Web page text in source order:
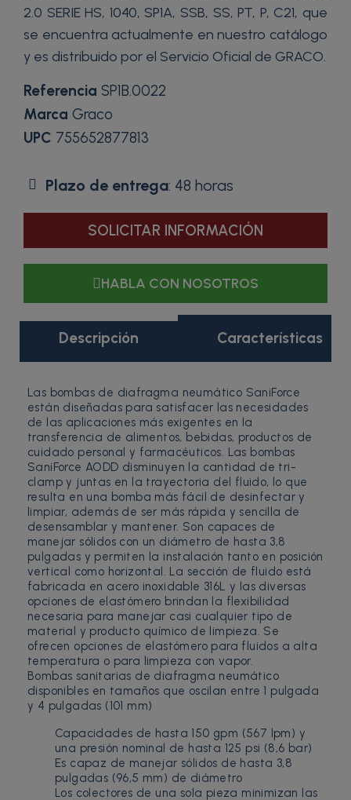
2.0 SERIE HS, 1040, SP1A, SSB, SS, PT, P, C21, que
se encuentra actualmente en nuestro catálogo
y es distribuido por el Servicio Oficial de GRACO.
Referencia SP1B.0022
Marca Graco
UPC 755652877813
Plazo de entrega: 48 horas
SOLICITAR INFORMACIÓN
HABLA CON NOSOTROS
Descripción Características
Las bombas de diafragma neumático SaniForce
están diseñadas para satisfacer las necesidades
de las aplicaciones más exigentes en la
transferencia de alimentos, bebidas, productos de
cuidado personal y farmacéuticos. Las bombas
SaniForce AODD disminuyen la cantidad de tri-
clamp y juntas en la trayectoria del fluido, lo que
resulta en una bomba más fácil de desinfectar y
limpiar, además de ser más rápida y sencilla de
desensamblar y mantener. Son capaces de
manejar sólidos con un diámetro de hasta 3,8
pulgadas y permiten la instalación tanto en posición
vertical como horizontal. La sección de fluido está
fabricada en acero inoxidable 316L y las diversas
opciones de elastómero brindan la flexibilidad
necesaria para manejar casi cualquier tipo de
material y producto químico de limpieza. Se
ofrecen opciones de elastómero para fluidos a alta
temperatura o para limpieza con vapor.
Bombas sanitarias de diafragma neumático
disponibles en tamaños que oscilan entre 1 pulgada
y 4 pulgadas (101 mm)
Capacidades de hasta 150 gpm (567 lpm) y
una presión nominal de hasta 125 psi (8,6 bar)
Es capaz de manejar sólidos de hasta 3,8
pulgadas (96,5 mm) de diámetro
Los colectores de una sola pieza minimizan las